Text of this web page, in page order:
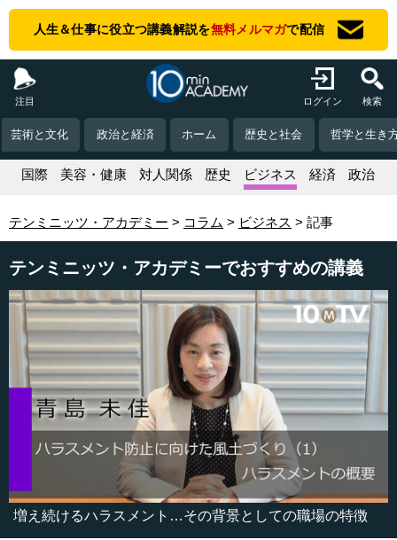
人生＆仕事に役立つ講義解説を無料メルマガで配信
注目 ログイン 検索
芸術と文化 政治と経済 ホーム 歴史と社会 哲学と生き
国際 美容・健康 対人関係 歴史 ビジネス 経済 政治
テンミニッツ・アカデミー コラム ビジネス 記事
テンミニッツ・アカデミーでおすすめの講義
増え続けるハラスメント…その背景としての職場の特徴